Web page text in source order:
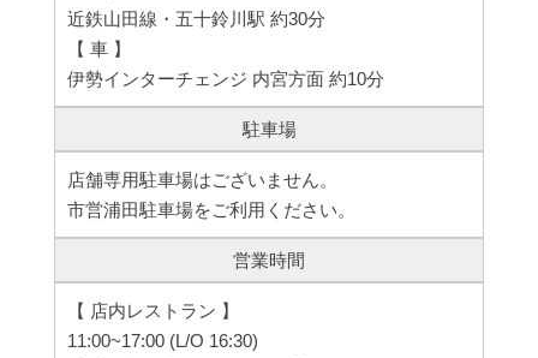
近鉄山田線・五十鈴川駅 約30分
【 車 】
伊勢インターチェンジ 内宮方面 約10分
駐車場
店舗専用駐車場はございません。
市営浦田駐車場をご利用ください。
営業時間
【 店内レストラン 】
11:00~17:00 (L/O 16:30)